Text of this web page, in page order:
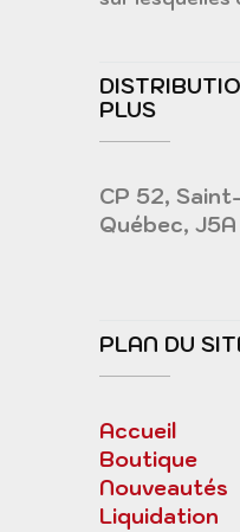
PLUS
CP 52,
Québec, J5A
PLAN DU
Accueil
Boutique
Nouveautés
Liquidation